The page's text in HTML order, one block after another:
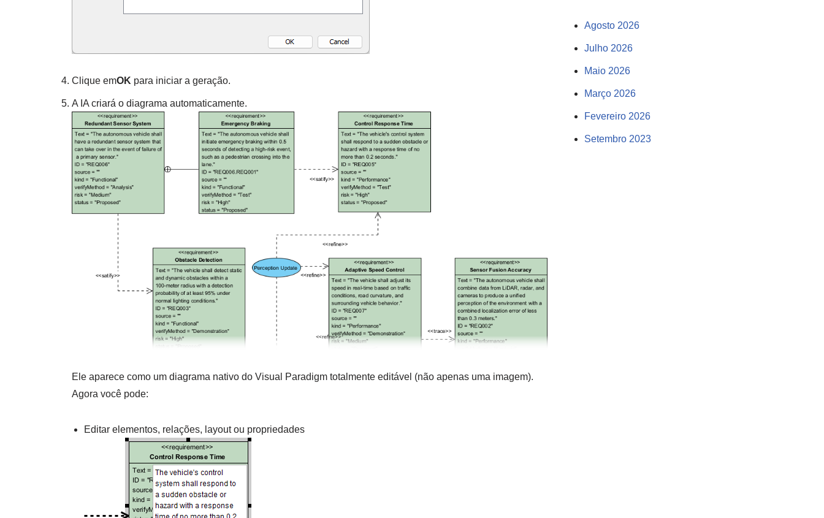
Clique emOK para iniciar a geração.
A IA criará o diagrama automaticamente.
Ele aparece como um diagrama nativo do Visual Paradigm totalmente editável (não apenas uma imagem).
Agora você pode:
Editar elementos, relações, layout ou propriedades
Agosto 2026
Julho 2026
Maio 2026
Março 2026
Fevereiro 2026
Setembro 2023